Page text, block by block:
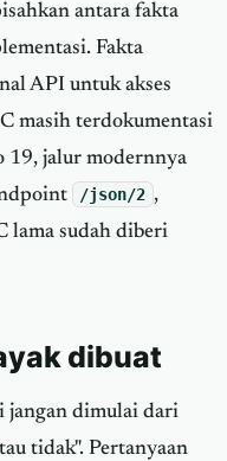
antara fakta
Fakta
API untuk akses
masih terdokumentasi
19, jalur modernnya
/json/2 ,
lama sudah diberi
dibuat
jangan dimulai dari
tidak". Pertanyaan